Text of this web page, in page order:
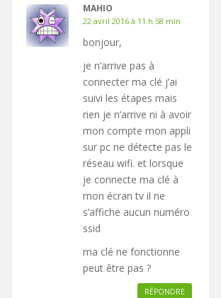
MAHIO
22 avril 2016 à 11 h 58 min
bonjour,
je n’arrive pas à
connecter ma clé j’ai
suivi les étapes mais
rien je n’arrive ni à avoir
mon compte mon appli
sur pc ne détecte pas le
réseau wifi. et lorsque
je connecte ma clé à
mon écran tv il ne
s’affiche aucun numéro
ssid
ma clé ne fonctionne
peut être pas ?
RÉPONDRE